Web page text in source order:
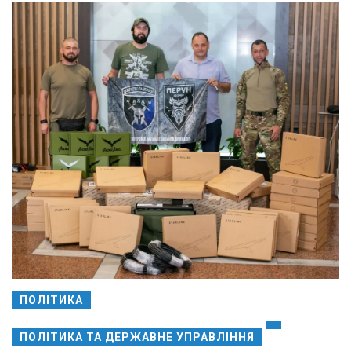
ПОЛІТИКА
ПОЛІТИКА ТА ДЕРЖАВНЕ УПРАВЛІННЯ